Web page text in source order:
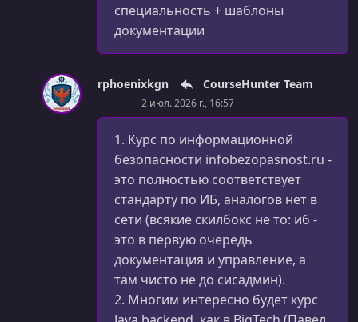
специальность + шаблоны
документации
rphoenixkgn CourseHunter Team
2 июл. 2026 г., 16:57
1. Курс по информационной
безопасности infobezopasnost.ru -
это полностью соответствует
стандарту по ИБ, аналогов нет в
сети (всякие скилбокс не то: иб -
это в первую очередь
документация и управление, а
там чисто не до сисадмин).
2. Многим интересно будет курс